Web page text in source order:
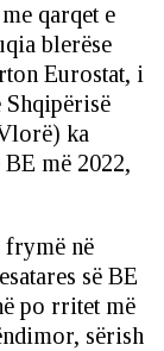
qarqet e
blerëse
Eurostat, i
ka
BE më 2022,
frymë në
së BE
po rritet më
sërish